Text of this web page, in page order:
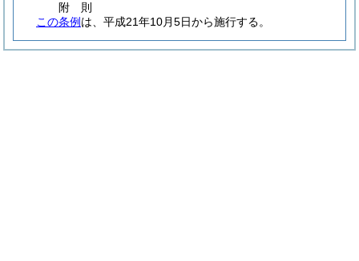
附 則
この条例 は、平成21年10月5日から施行する。